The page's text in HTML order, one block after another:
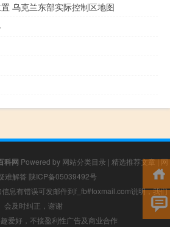
乌克兰东部实际控制区地图
科网 Powered by 网站分类目录 | 精选推荐文章|网
难解答 陕ICP备05039492号
息有错误可发邮件到f_fb#foxmail.com说明，我们
会及时纠正，谢谢
爱好，不接盈利性广告及商业合作